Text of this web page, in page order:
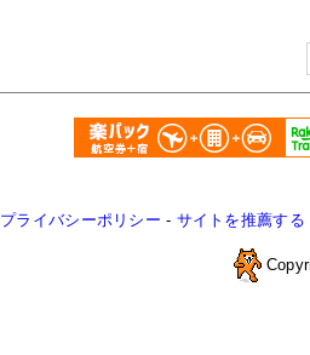
プライバシーポリシー - サイトを推薦する